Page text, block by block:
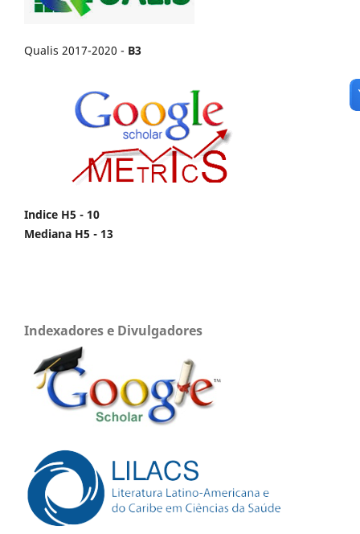
Qualis 2017-2020 - B3
Indice H5 - 10
Mediana H5 - 13
Indexadores e Divulgadores